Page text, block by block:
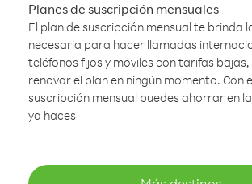
Planes de suscripción mensuales
El plan de suscripción mensual te brinda
necesaria para hacer llamadas
teléfonos fijos y móviles con tarifas
renovar el plan en ningún momento. Con
suscripción mensual puedes ahorrar en
ya haces